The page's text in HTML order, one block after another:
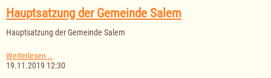
des
Amtes
am
03.12.2019
Hauptsatzung der Gemeinde Salem
Hauptsatzung der Gemeinde Salem
Weiterlesen …
der
19.11.2019 12:30